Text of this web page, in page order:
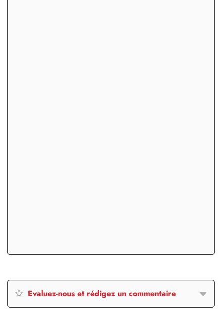
Evaluez-nous et rédigez un commentaire